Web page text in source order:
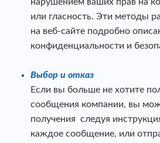
или гласность. Эти методы
на веб-сайте подробно
конфиденциальности и
Выбор и отказ
Если вы больше не хотите
сообщения компании, вы
получения следуя
каждое сообщение, или